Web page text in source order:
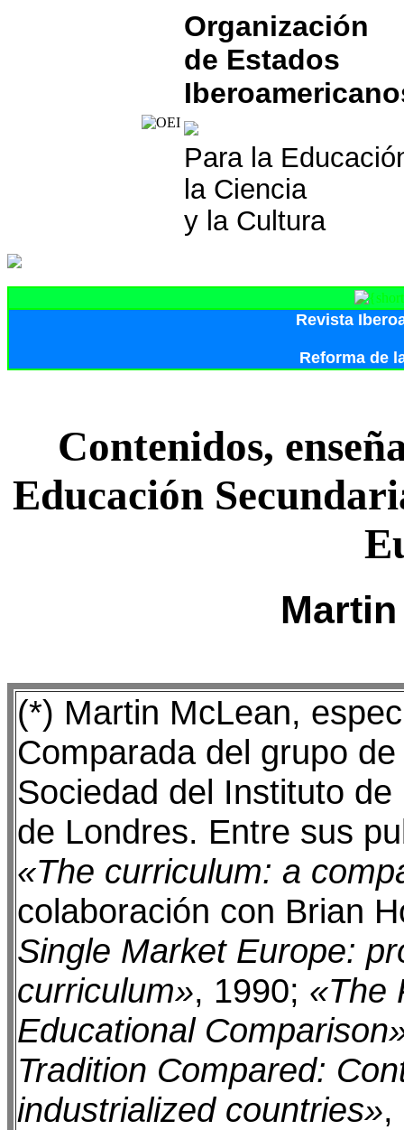
Organización
de Estados
Para la
la Ciencia
y la Cultura
Revista
Reforma de
Contenidos,
Educación
(*) Martin McLean,
Comparada del grupo
Sociedad del Instituto
de Londres. Entre sus
«The curriculum: a
colaboración con Brian
Single Market Europe:
curriculum», 1990; «The
Educational
Tradition Compared:
industrialized countries»,